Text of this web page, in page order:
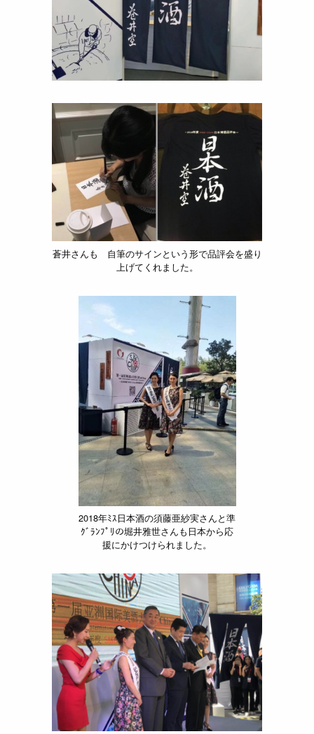
蒼井さんも 自筆のサインという形で品評会を盛り
上げてくれました。
2018年ﾐｽ日本酒の須藤亜紗実さんと準
ｸﾞﾗﾝﾌﾟﾘの堀井雅世さんも日本から応
援にかけつけられました。